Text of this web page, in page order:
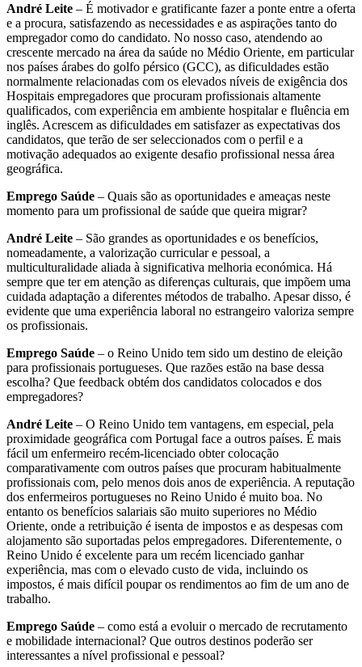
André Leite – É motivador e gratificante fazer a ponte entre a oferta
e a procura, satisfazendo as necessidades e as aspirações tanto do
empregador como do candidato. No nosso caso, atendendo ao
crescente mercado na área da saúde no Médio Oriente, em particular
nos países árabes do golfo pérsico (GCC), as dificuldades estão
normalmente relacionadas com os elevados níveis de exigência dos
Hospitais empregadores que procuram profissionais altamente
qualificados, com experiência em ambiente hospitalar e fluência em
inglês. Acrescem as dificuldades em satisfazer as expectativas dos
candidatos, que terão de ser seleccionados com o perfil e a
motivação adequados ao exigente desafio profissional nessa área
geográfica.
Emprego Saúde – Quais são as oportunidades e ameaças neste
momento para um profissional de saúde que queira migrar?
André Leite – São grandes as oportunidades e os benefícios,
nomeadamente, a valorização curricular e pessoal, a
multiculturalidade aliada à significativa melhoria económica. Há
sempre que ter em atenção as diferenças culturais, que impõem uma
cuidada adaptação a diferentes métodos de trabalho. Apesar disso, é
evidente que uma experiência laboral no estrangeiro valoriza sempre
os profissionais.
Emprego Saúde – o Reino Unido tem sido um destino de eleição
para profissionais portugueses. Que razões estão na base dessa
escolha? Que feedback obtém dos candidatos colocados e dos
empregadores?
André Leite – O Reino Unido tem vantagens, em especial, pela
proximidade geográfica com Portugal face a outros países. É mais
fácil um enfermeiro recém-licenciado obter colocação
comparativamente com outros países que procuram habitualmente
profissionais com, pelo menos dois anos de experiência. A reputação
dos enfermeiros portugueses no Reino Unido é muito boa. No
entanto os benefícios salariais são muito superiores no Médio
Oriente, onde a retribuição é isenta de impostos e as despesas com
alojamento são suportadas pelos empregadores. Diferentemente, o
Reino Unido é excelente para um recém licenciado ganhar
experiência, mas com o elevado custo de vida, incluindo os
impostos, é mais difícil poupar os rendimentos ao fim de um ano de
trabalho.
Emprego Saúde – como está a evoluir o mercado de recrutamento
e mobilidade internacional? Que outros destinos poderão ser
interessantes a nível profissional e pessoal?